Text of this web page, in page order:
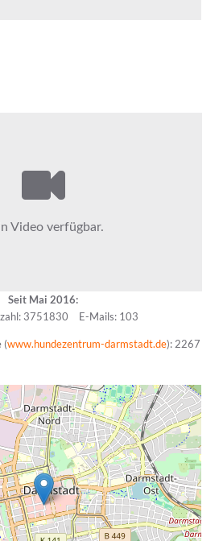
Seit Mai 2016:
3751830
E-Mails: 103
(www.hundezentrum-darmstadt.de): 2267